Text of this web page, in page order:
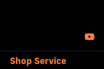
Shop Service